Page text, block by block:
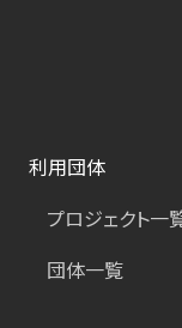
利用団体
プロジェクト一
団体一覧